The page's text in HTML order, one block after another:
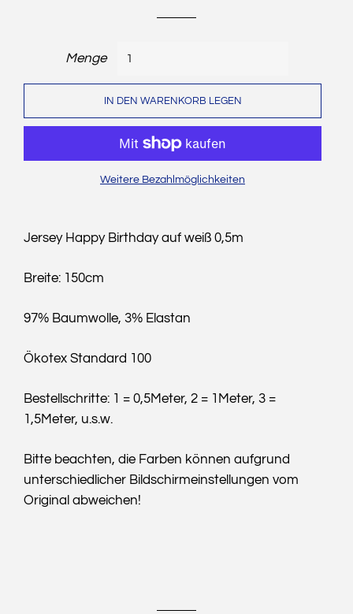
Menge
IN DEN WARENKORB LEGEN
Weitere Bezahlmöglichkeiten
Jersey Happy Birthday auf weiß 0,5m
Breite: 150cm
97% Baumwolle, 3% Elastan
Ökotex Standard 100
Bestellschritte: 1 = 0,5Meter, 2 = 1Meter, 3 =
1,5Meter, u.s.w.
Bitte beachten, die Farben können aufgrund
unterschiedlicher Bildschirmeinstellungen vom
Original abweichen!